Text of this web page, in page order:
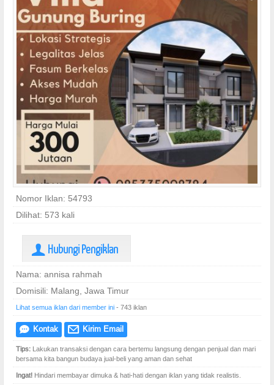
Nomor Iklan: 54793
Dilihat: 573 kali
U Hubungi Pengiklan
Nama: annisa rahmah
Domisili: Malang, Jawa Timur
Lihat semua iklan dari member ini - 743 iklan
e Kontak @ Kirim Email
Tips: Lakukan transaksi dengan cara bertemu langsung dengan penjual dan mari
bersama kita bangun budaya jual-beli yang aman dan sehat
Ingat! Hindari membayar dimuka & hati-hati dengan iklan yang tidak realistis.